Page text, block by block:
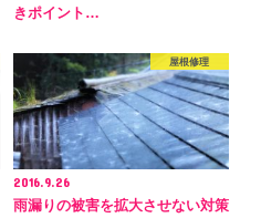
きポイント…
屋根修理
2016.9.26
雨漏りの被害を拡大させない対策